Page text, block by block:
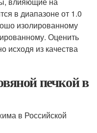
в диапазоне от 1.0
изолированному
Оценить
исходя из качества
печкой в
в Российской